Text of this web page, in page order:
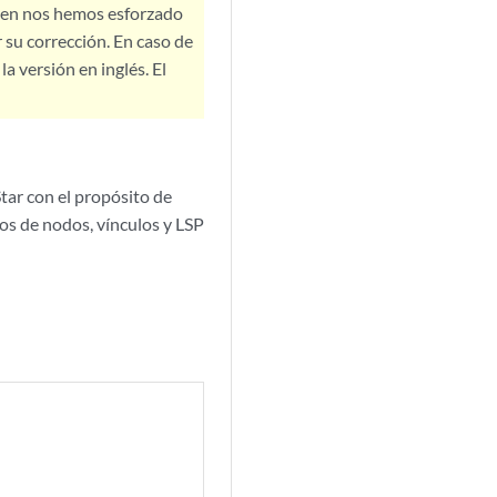
nos hemos esforzado
corrección. En caso de
versión en inglés. El
con el propósito de
de nodos, vínculos y LSP